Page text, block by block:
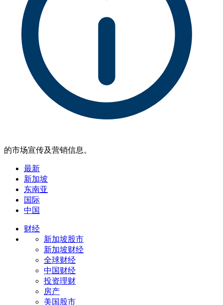
的市场宣传及营销信息。
最新
新加坡
东南亚
国际
中国
财经
新加坡股市
新加坡财经
全球财经
中国财经
投资理财
房产
美国股市